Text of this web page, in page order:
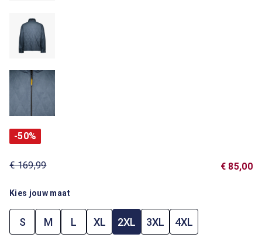
-50%
€ 169,99 € 85,00
Kies jouw maat
S M L XL 2XL 3XL 4XL